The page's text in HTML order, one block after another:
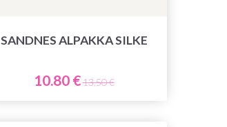
SANDNES ALPAKKA SILKE
10.80 €13.50 €